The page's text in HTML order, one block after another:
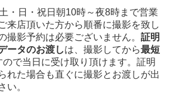
・日・祝日朝10時～夜8時まで営業
来店頂いた方から順番に撮影を致し
撮影予約は必要ございません。 証明
ータのお渡しは、撮影してから最短
で当日に受け取り頂けます。証明
れた場合も直ぐに撮影とお渡しが出
い。